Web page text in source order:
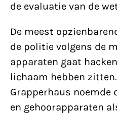
de evaluatie van de
De meest
de politie volgens de
apparaten gaat
lichaam hebben
Grapperhaus noemde
en gehoorapparaten